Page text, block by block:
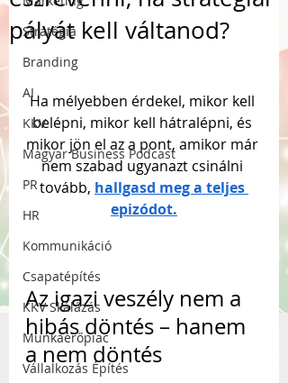
Stratégia
Branding
AI
KKV
Magyar Business Podcast
PR
HR
Kommunikáció
Csapatépítés
KKV Skálázás
Munkaerőpiac
Vállalkozás Építés
pályát kell váltanod?
Ha mélyebben érdekel, mikor kell
belépni, mikor kell hátralépni, és
mikor jön el az a pont, amikor már
nem szabad ugyanazt csinálni
tovább, hallgasd meg a teljes
epizódot.
Az igazi veszély nem a
hibás döntés – hanem
a nem döntés